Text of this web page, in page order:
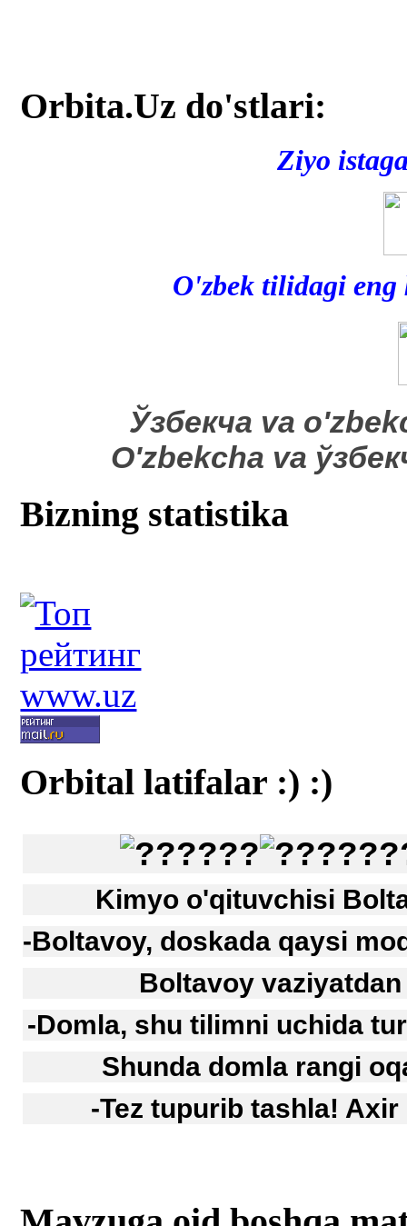
Orbita.Uz do'stlari:
Ziyo
O'zbek tilidagi
​Ўзбекча va
O'zbekcha va
Bizning statistika
Orbital latifalar :) :)
Kimyo o'qituvchisi
-Boltavoy, doskada qaysi
Boltavoy
-Domla, shu tilimni uchida
Shunda domla rangi
-Tez tupurib tashla!